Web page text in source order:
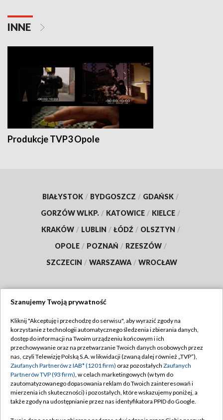
INNE
Produkcje TVP3 Opole
BIAŁYSTOK / BYDGOSZCZ / GDAŃSK /
GORZÓW WLKP. / KATOWICE / KIELCE /
KRAKÓW / LUBLIN / ŁÓDŹ / OLSZTYN /
OPOLE / POZNAŃ / RZESZÓW /
SZCZECIN / WARSZAWA / WROCŁAW
TVP
Abonament TVP
Emisja w TVP
Centrum informacji TVP
Naziemna Telewizja Cyfrowa
Regulamin TVP
Polityka prywatności
Moje zgody
Pomoc
Szanujemy Twoją prywatność
Kliknij "Akceptuję i przechodzę do serwisu", aby wyrazić zgody na
korzystanie z technologii automatycznego śledzenia i zbierania danych,
dostęp do informacji na Twoim urządzeniu końcowym i ich
przechowywanie oraz na przetwarzanie Twoich danych osobowych przez
nas, czyli Telewizję Polską S.A. w likwidacji (zwaną dalej również „TVP”),
Zaufanych Partnerów z IAB* (1201 firm) oraz pozostałych Zaufanych
Partnerów TVP (93 firm), w celach marketingowych (w tym do
zautomatyzowanego dopasowania reklam do Twoich zainteresowań i
mierzenia ich skuteczności) i pozostałych, które wskazujemy poniżej, a
także zgody na udostępnianie przez nas identyfikatora PPID do Google.